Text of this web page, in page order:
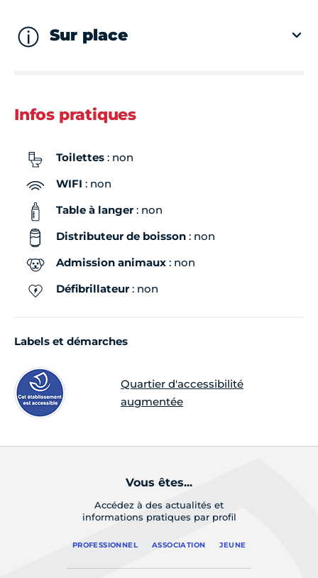
Sur place
Infos pratiques
Toilettes : non
WIFI : non
Table à langer: non
Distributeur de boisson : non
Admission animaux : non
Défibrillateur: non
Labels et démarches
Quartier d'accessibilité
augmentée
Vous êtes...
Accédez à des actualités et
informations pratiques par profil
PROFESSIONNEL ASSOCIATION JEUNE